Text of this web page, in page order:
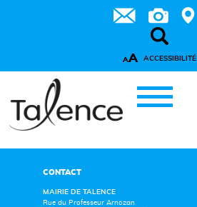
AA ACCESSIBILITÉ
CONTACT
MAIRIE DE TALENCE
Rue du Professeur Arnozan